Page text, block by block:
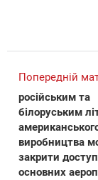
Попередній
російським та
білоруським
виробництва
закрити
основних